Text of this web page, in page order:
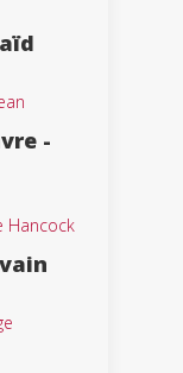
-
Hancock